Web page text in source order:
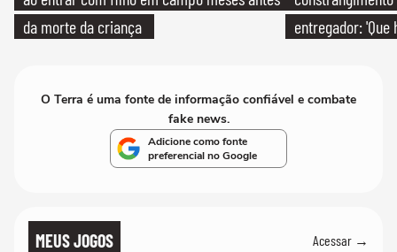
da morte da criança
entregador: 'Que
O Terra é uma fonte de informação confiável e combate
fake news.
Adicione como fonte
preferencial no Google
MEUS JOGOS Acessar →